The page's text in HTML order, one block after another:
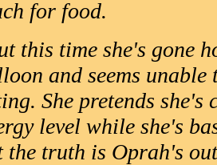
for food.
this time she's gone
and seems
She pretends
level while she's
the truth is Oprah's